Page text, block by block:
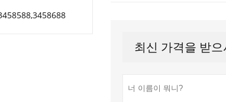
최신 가격을 받